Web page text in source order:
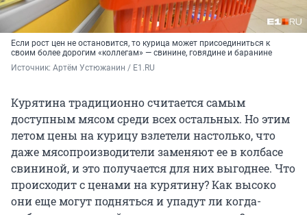
Если рост цен не остановится, то курица может присоединиться к
своим более дорогим «коллегам» — свинине, говядине и баранине
Источник: Артём Устюжанин / E1.RU
Курятина традиционно считается самым
доступным мясом среди всех остальных. Но этим
летом цены на курицу взлетели настолько, что
даже мясопроизводители заменяют ее в колбасе
свининой, и это получается для них выгоднее. Что
происходит с ценами на курятину? Как высоко
они еще могут подняться и упадут ли когда-